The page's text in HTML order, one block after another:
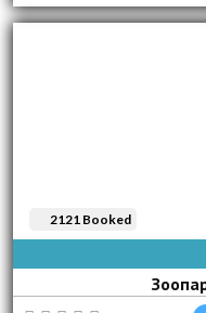
2121 Booked